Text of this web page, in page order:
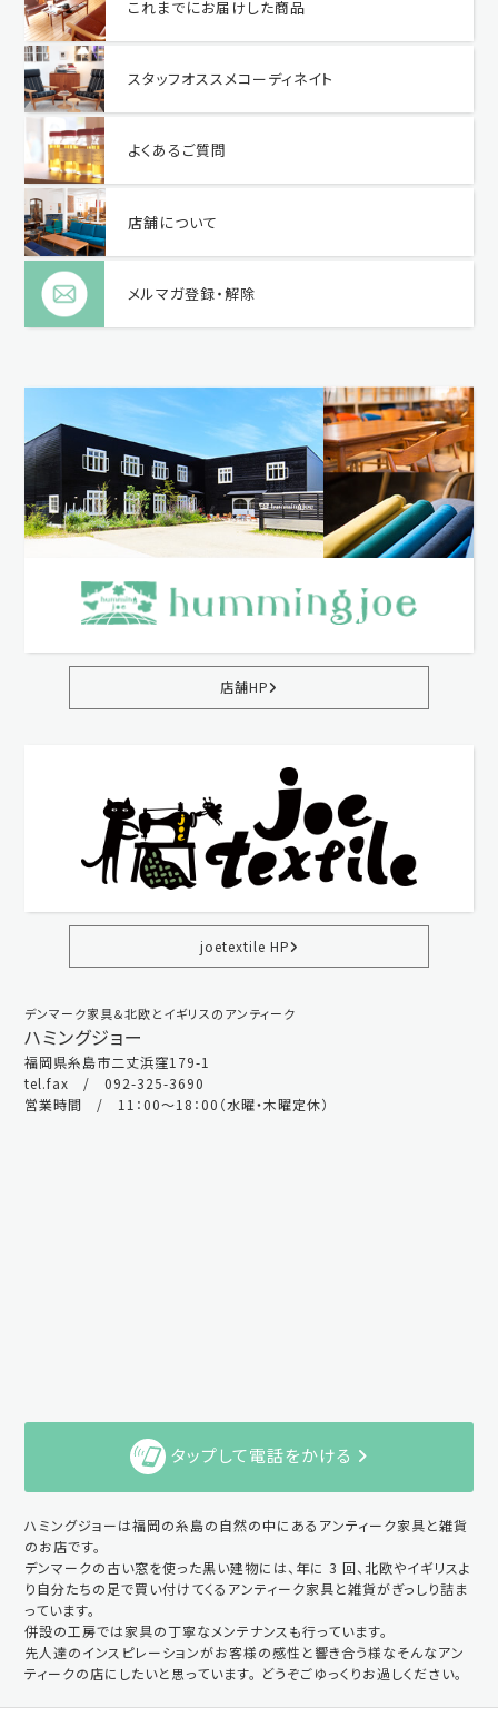
これまでにお届けした商品
スタッフオススメコーディネイト
よくあるご質問
店舗について
メルマガ登録・解除
店舗HP
joetextile HP
デンマーク家具＆北欧とイギリスのアンティーク
ハミングジョー
福岡県糸島市二丈浜窪179-1
tel.fax / 092-325-3690
営業時間 / 11：00～18：00（水曜・木曜定休）
タップして電話をかける
ハミングジョーは福岡の糸島の自然の中にあるアンティーク家具と雑貨
のお店です。
デンマークの古い窓を使った黒い建物には、年に 3 回、北欧やイギリスよ
り自分たちの足で買い付けてくるアンティーク家具と雑貨がぎっしり詰ま
っています。
併設の工房では家具の丁寧なメンテナンスも行っています。
先人達のインスピレーションがお客様の感性と響き合う様なそんなアン
ティークの店にしたいと思っています。 どうぞごゆっくりお過しください。